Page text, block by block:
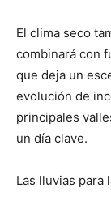
El clima seco
combinará con
que deja un
evolución de
principales
un día clave.
Las lluvias para